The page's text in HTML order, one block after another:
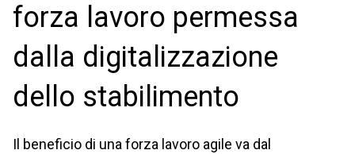
forza lavoro permessa
dalla digitalizzazione
dello stabilimento
Il beneficio di una forza lavoro agile va dal